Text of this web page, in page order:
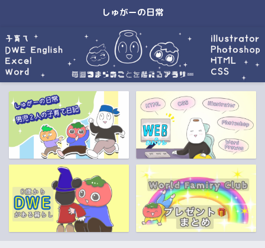
しゅがーの日常